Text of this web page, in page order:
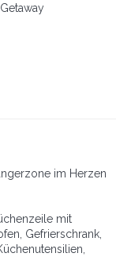
im Herzen
mit
Gefrierschrank,